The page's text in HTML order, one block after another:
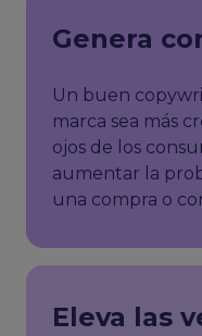
Genera
Un buen
marca sea más
ojos de los
aumentar la
una compra o
Eleva las